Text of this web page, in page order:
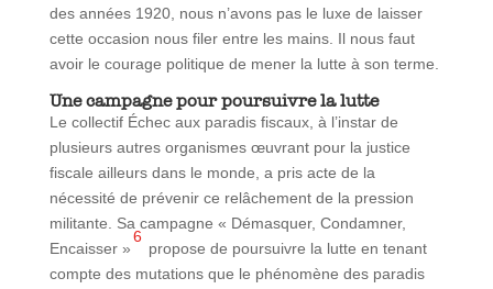
des années 1920, nous n’avons pas le luxe de laisser
cette occasion nous filer entre les mains. Il nous faut
avoir le courage politique de mener la lutte à son terme.
Une campagne pour poursuivre la lutte
Le collectif Échec aux paradis fiscaux, à l’instar de
plusieurs autres organismes œuvrant pour la justice
fiscale ailleurs dans le monde, a pris acte de la
nécessité de prévenir ce relâchement de la pression
militante. Sa campagne « Démasquer, Condamner,
Encaisser »
6
propose de poursuivre la lutte en tenant
compte des mutations que le phénomène des paradis